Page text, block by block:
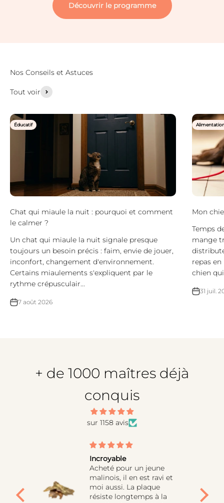
Découvrir le programme
Tout voir
Éducatif
Chat qui miaule la nuit : pourquoi et comment
le calmer ?
Un chat qui miaule la nuit signale presque
toujours un besoin précis : faim, envie de jouer,
inconfort, changement d'environnement.
Certains miaulements s'expliquent par le
rythme crépusculair...
7 août 2026
Mon
Temps
mange
repas
chien
31 juil.
+ de 1000 maîtres déjà
conquis
sur 1158 avis
Incroyable
Acheté pour un jeune
malinois, il en est ravi et
moi aussi. La plaque
résiste longtemps à la